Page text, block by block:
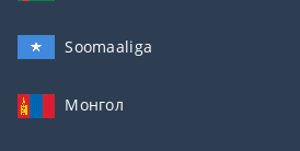
Soomaaliga
Монгол